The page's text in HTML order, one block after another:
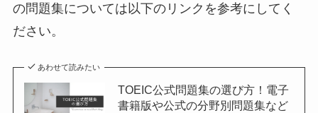
の問題集については以下のリンクを参考にしてく
ださい。
あわせて読みたい
TOEIC公式問題集の選び方！電子
書籍版や公式の分野別問題集など